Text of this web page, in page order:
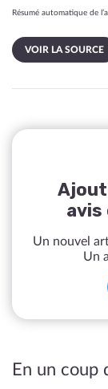
Résumé automatique de
VOIR LA SOURCE
avis
Un nouvel
Un
En un coup